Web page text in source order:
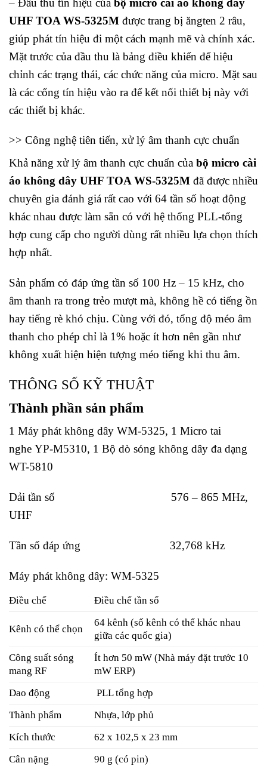
UHF TOA WS-5325M được trang bị ăngten 2 râu,
giúp phát tín hiệu đi một cách mạnh mẽ và chính xác.
Mặt trước của đầu thu là bảng điều khiển để hiệu
chỉnh các trạng thái, các chức năng của micro. Mặt sau
là các cổng tín hiệu vào ra để kết nối thiết bị này với
các thiết bị khác.
>> Công nghệ tiên tiến, xử lý âm thanh cực chuẩn
Khả năng xử lý âm thanh cực chuẩn của bộ micro cài
áo không dây UHF TOA WS-5325M đã được nhiều
chuyên gia đánh giá rất cao với 64 tần số hoạt động
khác nhau được làm sẵn có với hệ thống PLL-tổng
hợp cung cấp cho người dùng rất nhiều lựa chọn thích
hợp nhất.
Sản phẩm có đáp ứng tần số 100 Hz – 15 kHz, cho
âm thanh ra trong trẻo mượt mà, không hề có tiếng ồn
hay tiếng rè khó chịu. Cùng với đó, tổng độ méo âm
thanh cho phép chỉ là 1% hoặc ít hơn nên gần như
không xuất hiện hiện tượng méo tiếng khi thu âm.
THÔNG SỐ KỸ THUẬT
Thành phần sản phẩm
1 Máy phát không dây WM-5325, 1 Micro tai
nghe YP-M5310, 1 Bộ dò sóng không dây đa dạng
WT-5810
Dải tần số 576 – 865 MHz,
UHF
Tần số đáp ứng 32,768 kHz
Máy phát không dây: WM-5325
Điều chế Điều chế tần số
Kênh có thể chọn
64 kênh (số kênh có thể khác nhau
giữa các quốc gia)
Công suất sóng
mang RF
Ít hơn 50 mW (Nhà máy đặt trước 10
mW ERP)
Dao động
PLL tổng hợp
Thành phẩm
Nhựa, lớp phủ
Kích thước
62 x 102,5 x 23 mm
Cân nặng
90 g (có pin)